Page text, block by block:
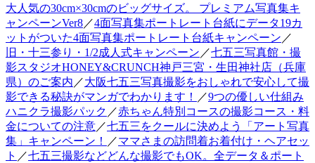
大人気の30cm×30cmのビッグサイズ。 プレミアム写真集キ
ャンペーンVer8／4面写真集ポートレート台紙にデータ19カ
ットがついた4面写真集ポートレート台紙キャンペーン ／
旧・十三参り・1/2成人式キャンペーン ／七五三写真館・撮
影スタジオHONEY&CRUNCH神戸三宮・生田神社店（兵庫
県）のご案内 ／大阪七五三写真撮影をおしゃれで安心して撮
影できる秘訣がマンガでわかります！ ／9つの優しい仕組み
ハニクラ撮影パック ／赤ちゃん特別コースの撮影コース・料
金についての注意／七五三をクールに決めよう「アート写真
集」キャンペーン！ ／ママさまの訪問着お着付け・ヘアセッ
ト ／七五三撮影などどんな撮影でもOK。全データ＆ポート